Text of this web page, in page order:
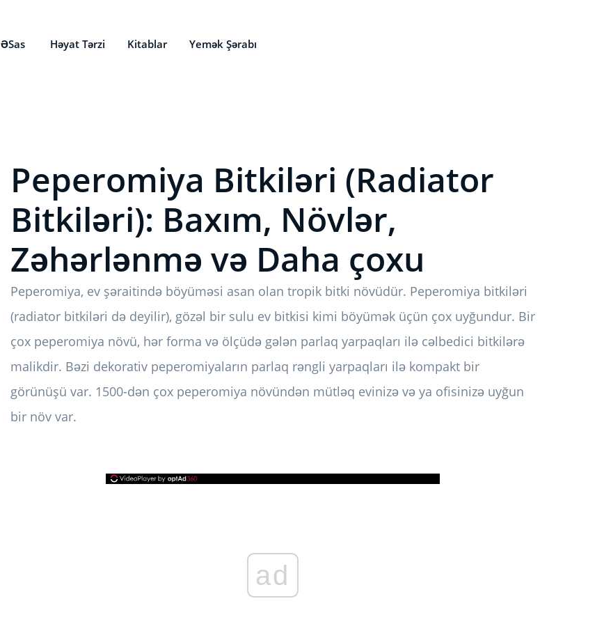
ƏSas Həyat Tərzi Kitablar Yemək Şərabı
Peperomiya Bitkiləri (Radiator
Bitkiləri): Baxım, Növlər,
Zəhərlənmə və Daha çoxu
Peperomiya, ev şəraitində böyüməsi asan olan tropik bitki növüdür. Peperomiya bitkiləri
(radiator bitkiləri də deyilir), gözəl bir sulu ev bitkisi kimi böyümək üçün çox uyğundur. Bir
çox peperomiya növü, hər forma və ölçüdə gələn parlaq yarpaqları ilə cəlbedici bitkilərə
malikdir. Bəzi dekorativ peperomiyaların parlaq rəngli yarpaqları ilə kompakt bir
görünüşü var. 1500-dən çox peperomiya növündən mütləq evinizə və ya ofisinizə uyğun
bir növ var.
ad